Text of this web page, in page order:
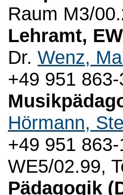
Raum M3/
Lehramt,
Dr. Wenz,
+49 951
Hörmann,
+49 951
WE5/02.99,
Pädagogik